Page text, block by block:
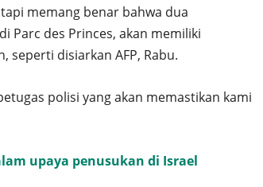
memang benar bahwa dua
Parc des Princes, akan memiliki
seperti disiarkan AFP, Rabu.
polisi yang akan memastikan kami
upaya penusukan di Israel